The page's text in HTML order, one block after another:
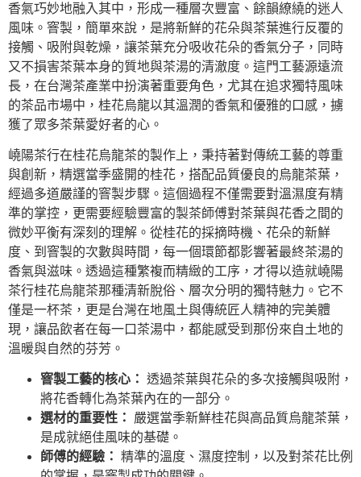
香氣巧妙地融入其中，形成一種層次豐富、餘韻繚繞的迷人
風味。窨製，簡單來說，是將新鮮的花朵與茶葉進行反覆的
接觸、吸附與乾燥，讓茶葉充分吸收花朵的香氣分子，同時
又不損害茶葉本身的質地與茶湯的清澈度。這門工藝源遠流
長，在台灣茶產業中扮演著重要角色，尤其在追求獨特風味
的茶品市場中，桂花烏龍以其溫潤的香氣和優雅的口感，擄
獲了眾多茶葉愛好者的心。
嶢陽茶行在桂花烏龍茶的製作上，秉持著對傳統工藝的尊重
與創新，精選當季盛開的桂花，搭配品質優良的烏龍茶葉，
經過多道嚴謹的窨製步驟。這個過程不僅需要對溫濕度有精
準的掌控，更需要經驗豐富的製茶師傅對茶葉與花香之間的
微妙平衡有深刻的理解。從桂花的採摘時機、花朵的新鮮
度、到窨製的次數與時間，每一個環節都影響著最終茶湯的
香氣與滋味。透過這種繁複而精緻的工序，才得以造就嶢陽
茶行桂花烏龍茶那種清新脫俗、層次分明的獨特魅力。它不
僅是一杯茶，更是台灣在地風土與傳統匠人精神的完美體
現，讓品飲者在每一口茶湯中，都能感受到那份來自土地的
溫暖與自然的芬芳。
窨製工藝的核心： 透過茶葉與花朵的多次接觸與吸附，
將花香轉化為茶葉內在的一部分。
選材的重要性：
嚴選當季新鮮桂花與高品質烏龍茶葉，
是成就絕佳風味的基礎。
師傅的經驗： 精準的溫度、濕度控制，以及對茶花比例